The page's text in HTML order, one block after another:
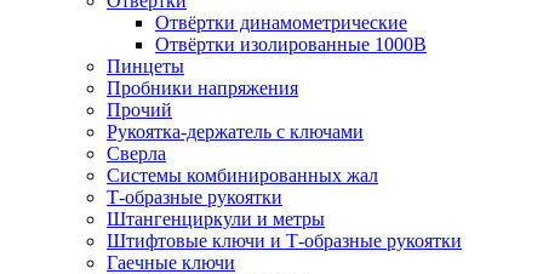
Отвёртки динамометрические
Отвёртки изолированные 1000В
Пинцеты
Пробники напряжения
Прочий
Рукоятка-держатель с ключами
Сверла
Системы комбинированных жал
Т-образные рукоятки
Штангенциркули и метры
Штифтовые ключи и Т-образные рукоятки
Гаечные ключи